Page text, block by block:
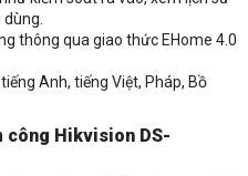
thông qua giao thức EHome 4.0
Anh, tiếng Việt, Pháp, Bồ
công Hikvision DS-